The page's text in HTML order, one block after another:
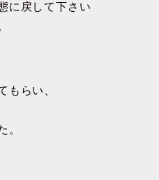
に戻して下さい
もらい、
。